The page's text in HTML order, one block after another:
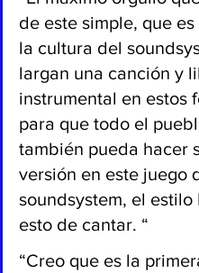
de este simple, que es
la cultura del
largan una canción y
instrumental en estos
para que todo el
también pueda hacer
versión en este juego
soundsystem, el estilo
esto de cantar. “
“Creo que es la